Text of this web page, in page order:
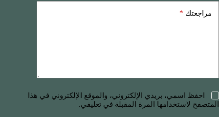
مراجعتك *
احفظ اسمي، بريدي الإلكتروني، والموقع الإلكتروني في هذا
المتصفح لاستخدامها المرة المقبلة في تعليقي.